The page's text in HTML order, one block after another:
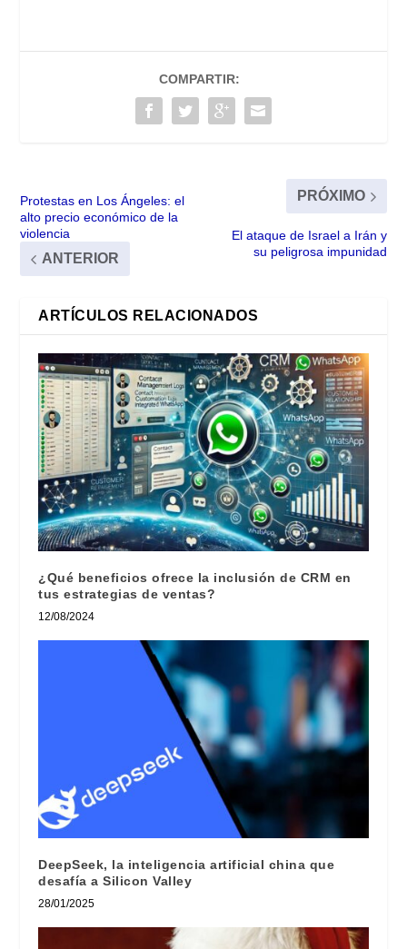
COMPARTIR:
Protestas en Los Ángeles: el
alto precio económico de la
violencia
ANTERIOR
PRÓXIMO
El ataque de Israel a Irán y
su peligrosa impunidad
ARTÍCULOS RELACIONADOS
¿Qué beneficios ofrece la inclusión de CRM en
tus estrategias de ventas?
12/08/2024
DeepSeek, la inteligencia artificial china que
desafía a Silicon Valley
28/01/2025